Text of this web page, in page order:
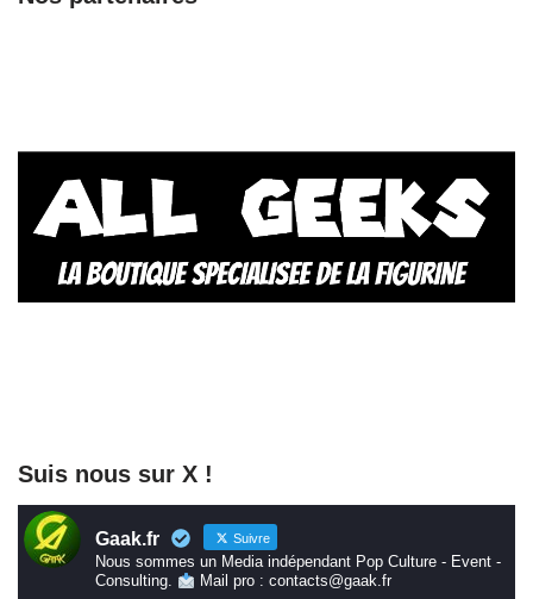
Suis nous sur X !
Gaak.fr Suivre
Nous sommes un Media indépendant Pop Culture - Event -
Consulting.
Mail pro : contacts@gaak.fr